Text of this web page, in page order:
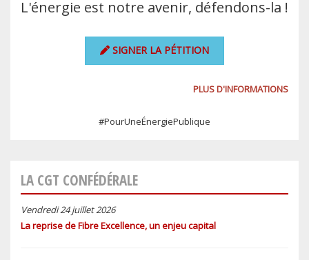
L'énergie est notre avenir, défendons-la !
SIGNER LA PÉTITION
PLUS D'INFORMATIONS
#PourUneÉnergiePublique
LA CGT CONFÉDÉRALE
Vendredi 24 juillet 2026
La reprise de Fibre Excellence, un enjeu capital